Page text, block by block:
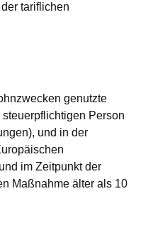
tariflichen
genutzte
Person
und in der
und im Zeitpunkt der
Maßnahme älter als 10